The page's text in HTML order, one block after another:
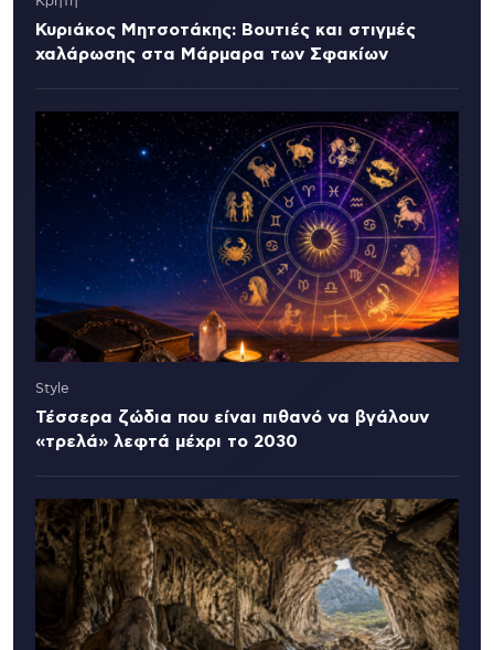
Κυριάκος Μητσοτάκης: Βουτιές και στιγμές
χαλάρωσης στα Μάρμαρα των Σφακίων
Style
Τέσσερα ζώδια που είναι πιθανό να βγάλουν
«τρελά» λεφτά μέχρι το 2030